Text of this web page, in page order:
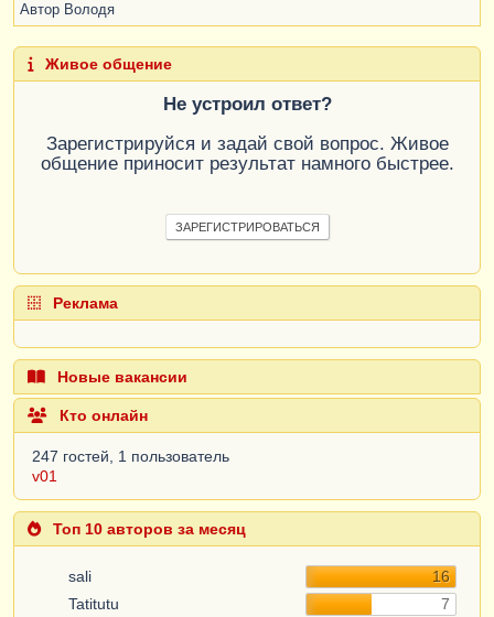
Автор Володя
Живое общение
Не устроил ответ?
Зарегистрируйся и задай свой вопрос. Живое
общение приносит результат намного быстрее.
ЗАРЕГИСТРИРОВАТЬСЯ
Реклама
Новые вакансии
Кто онлайн
247 гостей, 1 пользователь
v01
Топ 10 авторов за месяц
sali
16
Tatitutu
7